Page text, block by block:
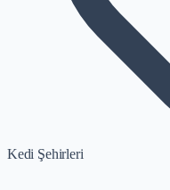
Kedi Şehirleri